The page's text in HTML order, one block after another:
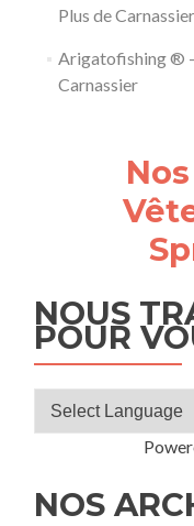
Plus de
Arigatofishing ®
Carnassier
NOUS
POUR
NOS